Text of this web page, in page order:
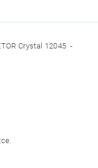
Crystal 12045 -